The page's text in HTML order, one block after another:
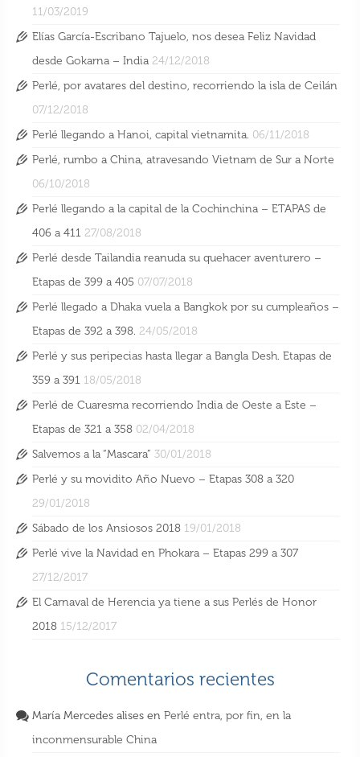
11/03/2019
Elías García-Escribano Tajuelo, nos desea Feliz Navidad
desde Gokarna – India 24/12/2018
Perlé, por avatares del destino, recorriendo la isla de Ceilán
07/12/2018
Perlé llegando a Hanoi, capital vietnamita. 06/11/2018
Perlé, rumbo a China, atravesando Vietnam de Sur a Norte
06/10/2018
Perlé llegando a la capital de la Cochinchina – ETAPAS de
406 a 411 27/08/2018
Perlé desde Tailandia reanuda su quehacer aventurero –
Etapas de 399 a 405 07/07/2018
Perlé llegado a Dhaka vuela a Bangkok por su cumpleaños –
Etapas de 392 a 398. 24/05/2018
Perlé y sus peripecias hasta llegar a Bangla Desh. Etapas de
359 a 391 18/05/2018
Perlé de Cuaresma recorriendo India de Oeste a Este –
Etapas de 321 a 358 02/04/2018
Salvemos a la “Mascara” 30/01/2018
Perlé y su movidito Año Nuevo – Etapas 308 a 320
29/01/2018
Sábado de los Ansiosos 2018 19/01/2018
Perlé vive la Navidad en Phokara – Etapas 299 a 307
27/12/2017
El Carnaval de Herencia ya tiene a sus Perlés de Honor
2018 15/12/2017
Comentarios recientes
María Mercedes alises en Perlé entra, por fin, en la
inconmensurable China